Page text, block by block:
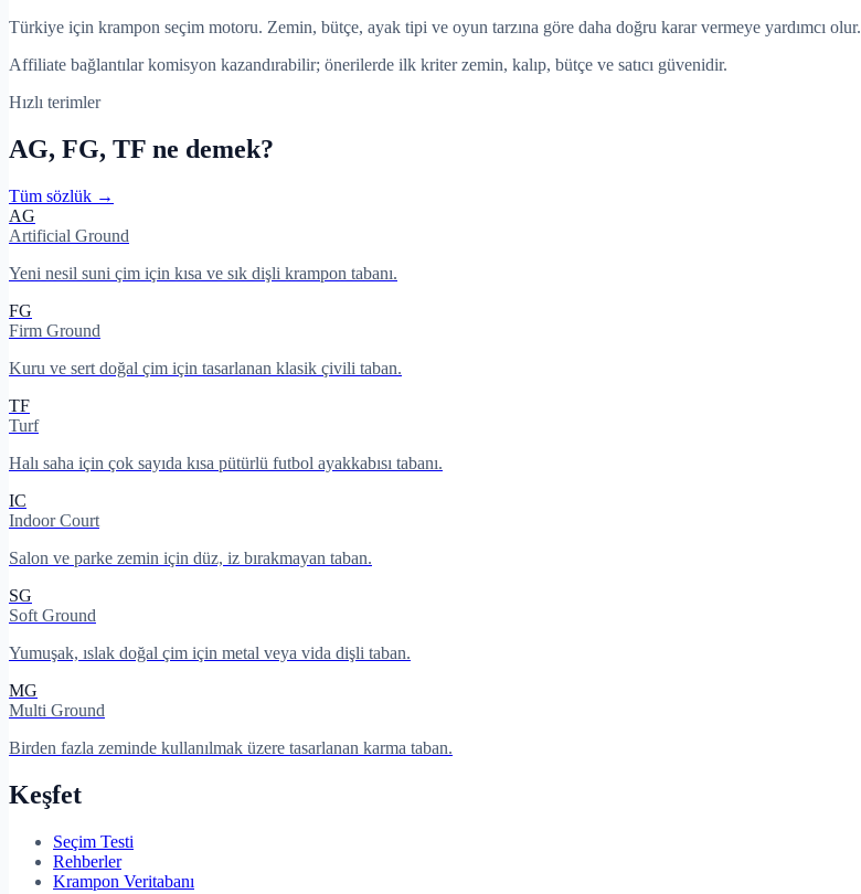
Türkiye için krampon seçim motoru. Zemin, bütçe, ayak tipi ve oyun tarzına göre daha doğru karar vermeye yardımcı olur.
Affiliate bağlantılar komisyon kazandırabilir; önerilerde ilk kriter zemin, kalıp, bütçe ve satıcı güvenidir.
Hızlı terimler
AG, FG, TF ne demek?
Tüm sözlük →
AG
Artificial Ground
Yeni nesil suni çim için kısa ve sık dişli krampon tabanı.
FG
Firm Ground
Kuru ve sert doğal çim için tasarlanan klasik çivili taban.
TF
Turf
Halı saha için çok sayıda kısa pütürlü futbol ayakkabısı tabanı.
IC
Indoor Court
Salon ve parke zemin için düz, iz bırakmayan taban.
SG
Soft Ground
Yumuşak, ıslak doğal çim için metal veya vida dişli taban.
MG
Multi Ground
Birden fazla zeminde kullanılmak üzere tasarlanan karma taban.
Keşfet
Seçim Testi
Rehberler
Krampon Veritabanı